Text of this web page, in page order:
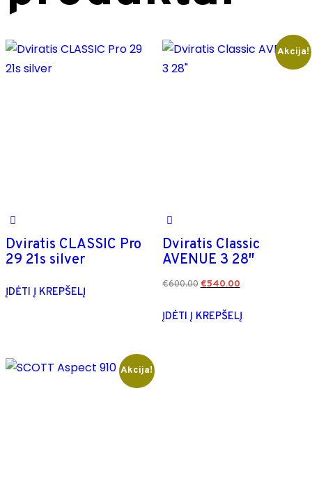
Dviratis CLASSIC Pro
29 21s silver
ĮDĖTI Į KREPŠELĮ
Akcija!
Dviratis Classic
AVENUE 3 28″
€600.00€540.00
ĮDĖTI Į KREPŠELĮ
Akcija!